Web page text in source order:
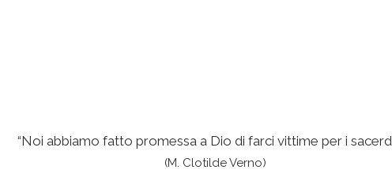
“Noi abbiamo fatto promessa a Dio di farci vittime per i
(M. Clotilde Verno)